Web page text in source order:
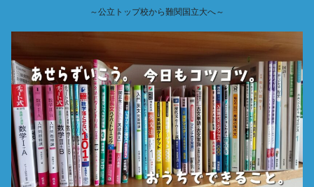
～公立トップ校から難関国立大へ～